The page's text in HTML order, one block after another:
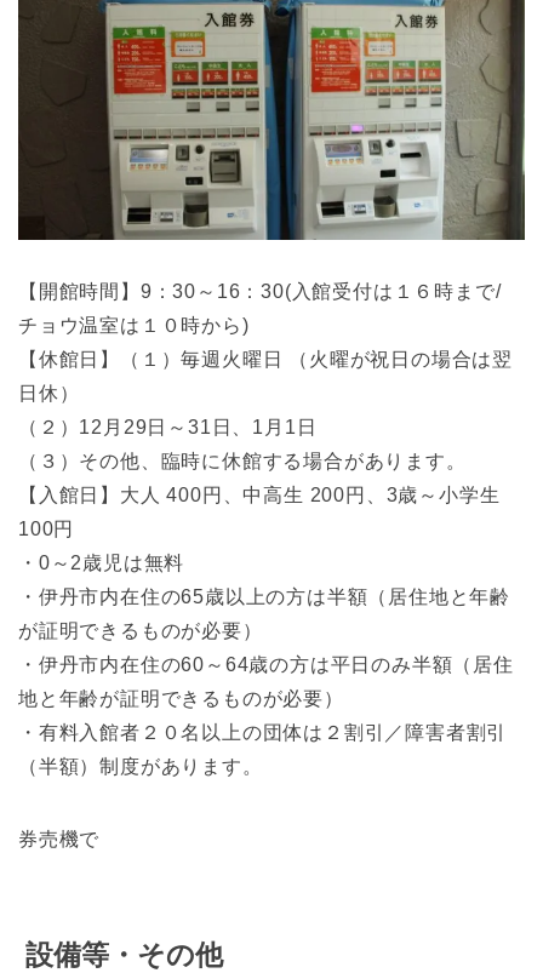
【開館時間】9：30～16：30(入館受付は１６時まで/
チョウ温室は１０時から)
【休館日】（１）毎週火曜日 （火曜が祝日の場合は翌
日休）
（２）12月29日～31日、1月1日
（３）その他、臨時に休館する場合があります。
【入館日】大人 400円、中高生 200円、3歳～小学生
100円
・0～2歳児は無料
・伊丹市内在住の65歳以上の方は半額（居住地と年齢
が証明できるものが必要）
・伊丹市内在住の60～64歳の方は平日のみ半額（居住
地と年齢が証明できるものが必要）
・有料入館者２０名以上の団体は２割引／障害者割引
（半額）制度があります。
券売機で
設備等・その他